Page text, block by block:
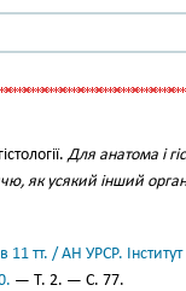
Для анатома і
як усякий інший
11 тт. / АН УРСР.
— Т. 2. — С. 77.